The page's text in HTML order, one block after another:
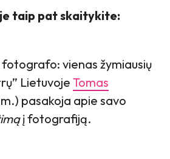
taip pat skaitykite:
fotografo: vienas žymiausių
Lietuvoje Tomas
pasakoja apie savo
į fotografiją.